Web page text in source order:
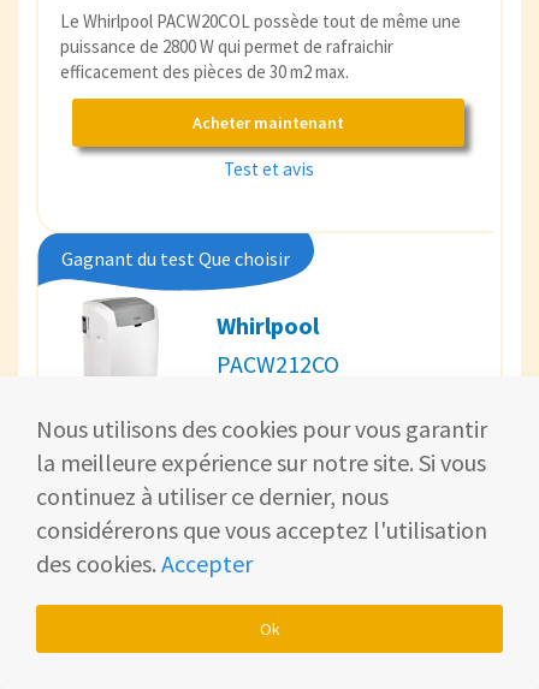
Le Whirlpool PACW20COL possède tout de même une
puissance de 2800 W qui permet de rafraichir
efficacement des pièces de 30 m2 max.
Acheter maintenant
Test et avis
Gagnant du test Que choisir
Whirlpool
PACW212CO
Le climatiseur mobile Whirlpool PACW212CO bénéficie
d’une technologie avancée comme la fonction 6ème
sens. L’appareil adapte automatiquement sa
température et sa vitesse de ventilation ce qui
permet à son utilisateur de bénéficier d’un plus.
Acheter maintenant
Test et avis
Nous utilisons des cookies pour vous garantir
la meilleure expérience sur notre site. Si vous
continuez à utiliser ce dernier, nous
considérerons que vous acceptez l'utilisation
des cookies. Accepter
Ok